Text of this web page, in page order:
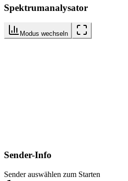
Spektrumanalysator
Modus wechseln
Sender-Info
Sender auswählen zum Starten